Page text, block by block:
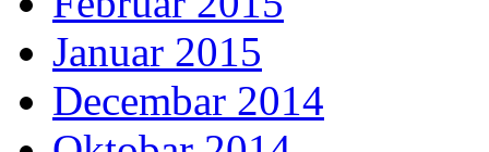
Januar 2015
Decembar 2014